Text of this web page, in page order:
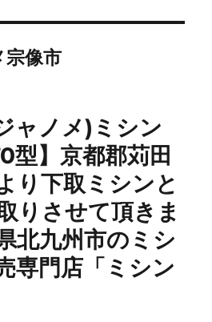
宗像市
ャノメ)ミシン
型】京都郡苅田
り下取ミシンと
りさせて頂きま
北九州市のミシ
専門店「ミシン